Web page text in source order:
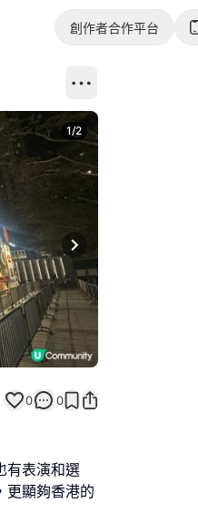
創作者合作平台
Next slide
1/2
0 0
有表演和選
更顯夠香港的